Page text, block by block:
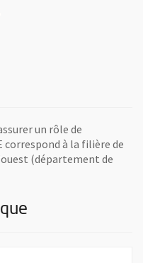
un rôle de
à la filière de
(département de